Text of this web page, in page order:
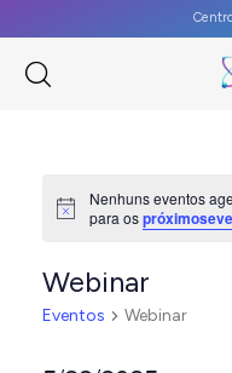
Notice
Nenhuns eventos
para os
Webinar
Eventos Webinar